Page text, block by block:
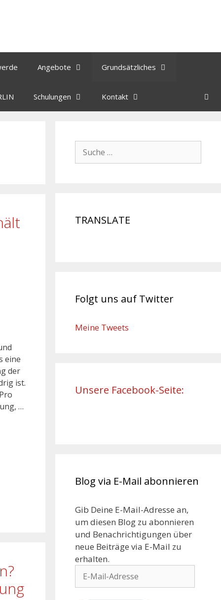
Angebote Grundsätzliches
Schulungen Kontakt
eine
der
ist.
…
TRANSLATE
Folgt uns auf Twitter
Meine Tweets
Unsere Facebook-Seite:
Blog via E-Mail abonnieren
Gib Deine E-Mail-Adresse an,
um diesen Blog zu abonnieren
und Benachrichtigungen über
neue Beiträge via E-Mail zu
erhalten.